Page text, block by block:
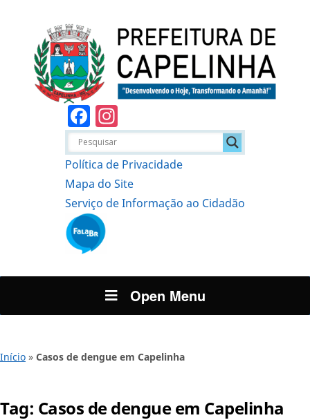
Facebook
Política de Privacidade
Mapa do Site
Serviço de Informação ao Cidadão
Open Menu
Início » Casos de dengue em Capelinha
Tag: Casos de dengue em Capelinha